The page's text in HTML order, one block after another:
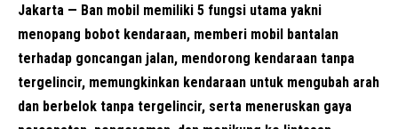
Jakarta — Ban mobil memiliki 5 fungsi utama yakni
menopang bobot kendaraan, memberi mobil bantalan
terhadap goncangan jalan, mendorong kendaraan tanpa
tergelincir, memungkinkan kendaraan untuk mengubah arah
dan berbelok tanpa tergelincir, serta meneruskan gaya